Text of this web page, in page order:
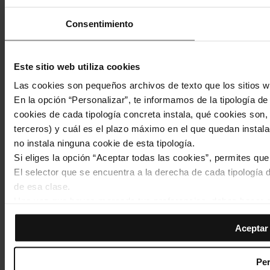
Consentimiento
Este sitio web utiliza cookies
Las cookies son pequeños archivos de texto que los sitios
En la opción “Personalizar”, te informamos de la tipología
cookies de cada tipología concreta instala, qué cookies
terceros) y cuál es el plazo máximo en el que quedan
no instala ninguna cookie de esta tipología.
Si eliges la opción “Aceptar todas las cookies”, permites
El selector que se encuentra a la derecha de cada
de esa clase.
de la tipología que hayas seleccionado previamente. Te
permiten recordar tus opciones de navegación (como el
Las cookies necesarias son imprescindibles para el
Política de cookies
Footer
Inici Web TMB Sala de premsa Qui som Noticies
Avís legal